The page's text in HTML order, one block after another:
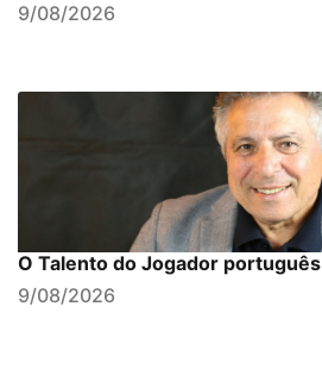
9/08/2026
O Talento do Jogador português
9/08/2026